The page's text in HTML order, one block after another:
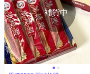
補貨中